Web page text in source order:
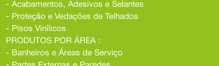
- Acabamentos, Adesivos e Selantes
- Proteção e Vedações de Telhados
- Pisos Vinílicos
PRODUTOS POR ÁREA :
- Banheiros e Áreas de Serviço